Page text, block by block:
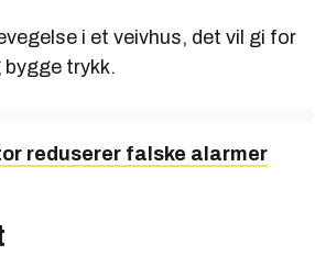
i et veivhus, det vil gi for
trykk.
reduserer falske alarmer